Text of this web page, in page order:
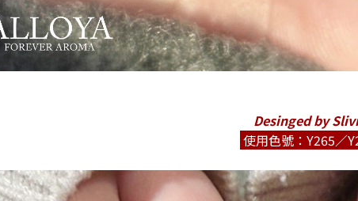
Desinged by
使用色號：Y265／